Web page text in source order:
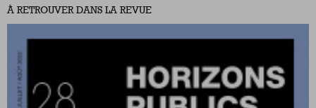
À RETROUVER DANS LA REVUE